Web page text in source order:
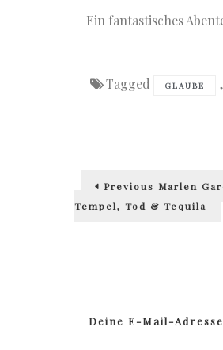
Ein fantastisches
Tagged GLAUBE ,
Previous Previous
Marlen
Tempel, Tod & Tequila
Deine E-Mail-